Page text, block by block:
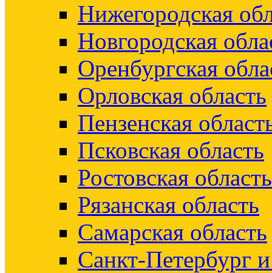
Нижегородская
Новгородская
Оренбургская
Орловская область
Пензенская
Псковская область
Ростовская область
Рязанская область
Самарская область
Санкт-Петербург